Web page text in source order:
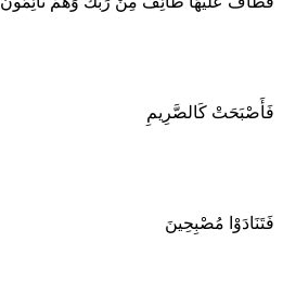
فَأَصْبَحَتْ كَالصَّرِيمِ
فَتَنَادَوْا مُصْبِحِينَ